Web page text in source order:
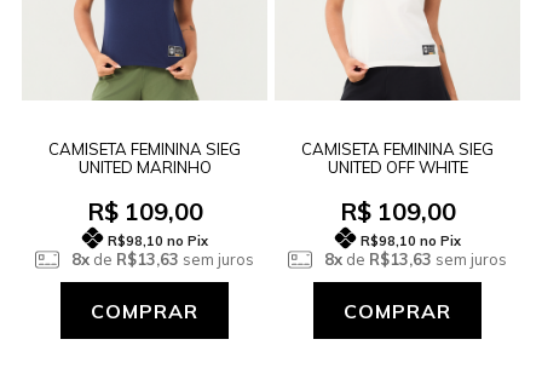
CAMISETA FEMININA SIEG
UNITED MARINHO
R$ 109,00
R$98,10 no Pix
8xde R$13,63 sem juros
COMPRAR
CAMISETA FEMININA SIEG
UNITED OFF WHITE
R$ 109,00
R$98,10 no Pix
8xde R$13,63 sem juros
COMPRAR